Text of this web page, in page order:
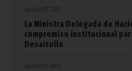
agosto 07, 2026
La Ministra Delegada de
compromiso institucional
Desarrollo
agosto 07, 2026